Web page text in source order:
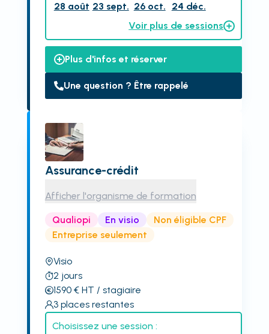
28 août 23 sept. 26 oct.
24 déc.
Voir plus de sessions
Plus d'infos et réserver
Une question ? Être rappelé
Assurance-crédit
Afficher l'organisme de formation
Qualiopi En visio
Non éligible CPF
Entreprise seulement
Visio
2 jours
1590€ HT / stagiaire
3 places restantes
Choisissez une session :